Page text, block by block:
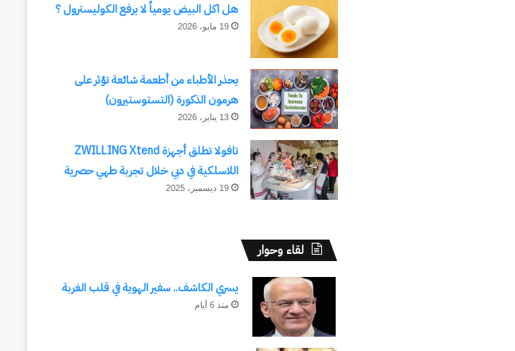
هل اكل البيض يومياً لا يرفع الكوليسترول ؟
19 مايو، 2026
يحذر الأطباء من أطعمة شائعة تؤثر على
هرمون الذكورة (التستوستيرون)
13 يناير، 2026
تافولا تطلق أجهزة ZWILLING Xtend
اللاسلكية في دبي خلال تجربة طهي حصرية
19 ديسمبر، 2025
لقاء وحوار
يسري الكاشف.. سفير الهوية في قلب الغربة
منذ 6 أيام